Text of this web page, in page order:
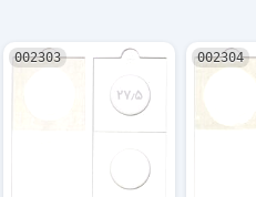
002304
002303